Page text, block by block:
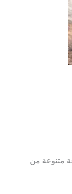
متنوعة من